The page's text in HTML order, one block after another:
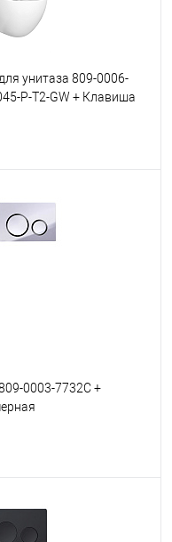
унитаза 809-0006-
P-T2-GW + Клавиша
В наличии
0003-7732C +